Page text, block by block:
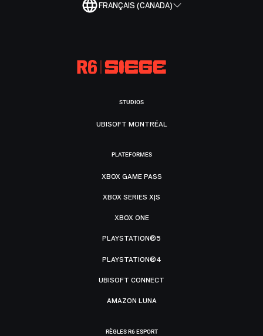
FRANÇAIS (CANADA)
STUDIOS
UBISOFT MONTRÉAL
PLATEFORMES
XBOX GAME PASS
XBOX SERIES X|S
XBOX ONE
PLAYSTATION®5
PLAYSTATION®4
UBISOFT CONNECT
AMAZON LUNA
RÈGLES R6 ESPORT